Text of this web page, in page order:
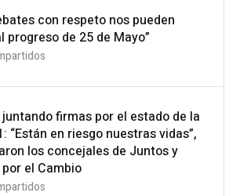
con respeto nos pueden
progreso de 25 de Mayo”
firmas por el estado de la
“Están en riesgo nuestras vidas”,
los concejales de Juntos y
el Cambio